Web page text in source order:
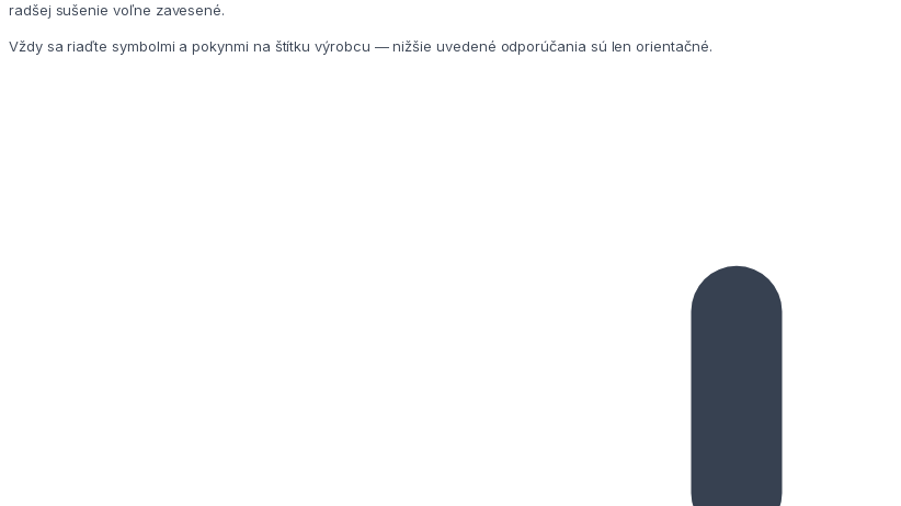
radšej sušenie voľne zavesené.
Vždy sa riaďte symbolmi a pokynmi na štítku výrobcu — nižšie uvedené odporúčania sú len orientačné.